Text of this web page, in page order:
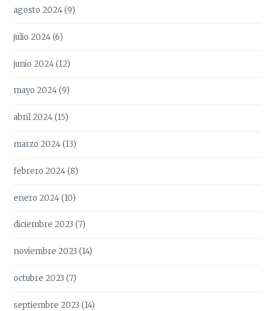
agosto 2024(9)
julio 2024(6)
junio 2024(12)
mayo 2024(9)
abril 2024(15)
marzo 2024(13)
febrero 2024(8)
enero 2024(10)
diciembre 2023 (7)
noviembre 2023 (14)
octubre 2023 (7)
septiembre 2023 (14)